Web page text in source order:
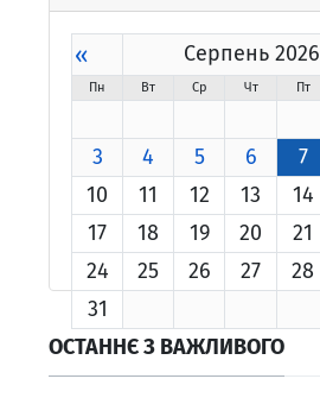
« Серпень 2026
Пн Вт Ср Чт Пт
3
4 5 6 7
10
11 12 13 14
17
18 19 20 21
24
25 26 27 28
31
ОСТАННЄ З ВАЖЛИВОГО